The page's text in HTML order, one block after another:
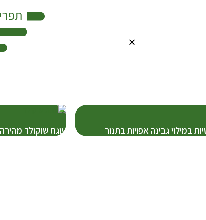
במילוי גבינה אפויות בתנור עוגת שוקולד מהירה